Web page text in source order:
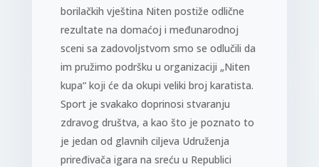
borilačkih vještina Niten postiže odlične
rezultate na domaćoj i međunarodnoj
sceni sa zadovoljstvom smo se odlučili da
im pružimo podršku u organizaciji „Niten
kupa“ koji će da okupi veliki broj karatista.
Sport je svakako doprinosi stvaranju
zdravog društva, a kao što je poznato to
je jedan od glavnih ciljeva Udruženja
priređivača igara na sreću u Republici